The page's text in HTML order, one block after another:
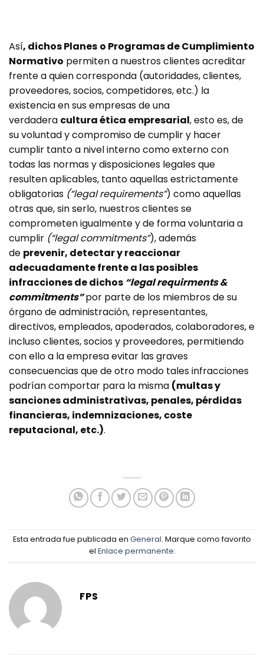
Así, dichos Planes o Programas de Cumplimiento
Normativo permiten a nuestros clientes acreditar
frente a quien corresponda (autoridades, clientes,
proveedores, socios, competidores, etc.) la
existencia en sus empresas de una
verdadera cultura ética empresarial, esto es, de
su voluntad y compromiso de cumplir y hacer
cumplir tanto a nivel interno como externo con
todas las normas y disposiciones legales que
resulten aplicables, tanto aquellas estrictamente
obligatorias (“legal requirements”) como aquellas
otras que, sin serlo, nuestros clientes se
comprometen igualmente y de forma voluntaria a
cumplir (“legal commitments”), además
de prevenir, detectar y reaccionar
adecuadamente frente a las posibles
infracciones de dichos “legal requirments &
commitments”por parte de los miembros de su
órgano de administración, representantes,
directivos, empleados, apoderados, colaboradores, e
incluso clientes, socios y proveedores, permitiendo
con ello a la empresa evitar las graves
consecuencias que de otro modo tales infracciones
podrían comportar para la misma (multas y
sanciones administrativas, penales, pérdidas
financieras, indemnizaciones, coste
reputacional, etc.).
Esta entrada fue publicada en General. Marque como favorito
el Enlace permanente.
FPS